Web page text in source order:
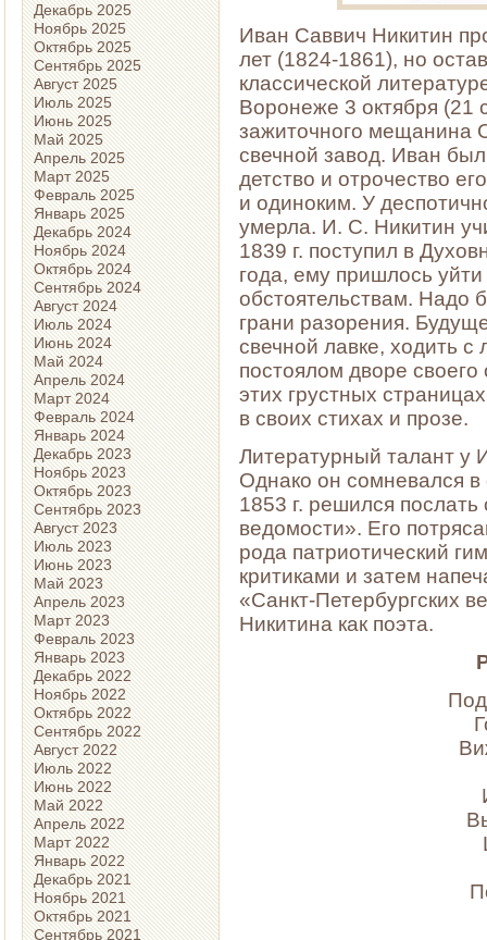
Декабрь 2025
Ноябрь 2025
Октябрь 2025
Сентябрь 2025
Август 2025
Июль 2025
Июнь 2025
Май 2025
Апрель 2025
Март 2025
Февраль 2025
Январь 2025
Декабрь 2024
Ноябрь 2024
Октябрь 2024
Сентябрь 2024
Август 2024
Июль 2024
Июнь 2024
Май 2024
Апрель 2024
Март 2024
Февраль 2024
Январь 2024
Декабрь 2023
Ноябрь 2023
Октябрь 2023
Сентябрь 2023
Август 2023
Июль 2023
Июнь 2023
Май 2023
Апрель 2023
Март 2023
Февраль 2023
Январь 2023
Декабрь 2022
Ноябрь 2022
Октябрь 2022
Сентябрь 2022
Август 2022
Июль 2022
Июнь 2022
Май 2022
Апрель 2022
Март 2022
Январь 2022
Декабрь 2021
Ноябрь 2021
Октябрь 2021
Сентябрь 2021
Иван Саввич Никитин
лет (1824-1861), но
классической
Воронеже 3 октября (21
зажиточного мещанина
свечной завод. Иван
детство и отрочество
и одиноким. У
умерла. И. С. Никитин
1839 г. поступил в
года, ему пришлось
обстоятельствам. Надо
грани разорения.
свечной лавке, ходить
постоялом дворе
этих грустных
в своих стихах и прозе.
Литературный талант у
Однако он сомневался в
1853 г. решился
ведомости». Его
рода патриотический
критиками и затем
«Санкт-Петербургских
Никитина как поэта.